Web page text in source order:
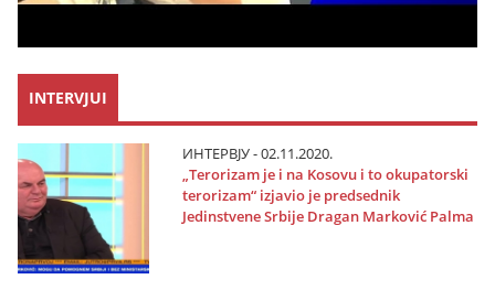
INTERVJUI
ИНТЕРВЈУ - 02.11.2020.
„Terorizam јe i na Kosovu i to okupatorski
terorizam“ izјavio јe predsednik
Јedinstvene Srbiјe Dragan Marković Palma